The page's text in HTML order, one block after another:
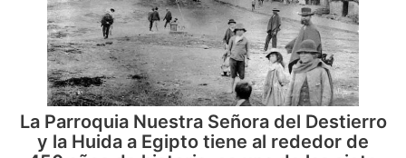
La Parroquia Nuestra Señora del Destierro
y la Huida a Egipto tiene al rededor de